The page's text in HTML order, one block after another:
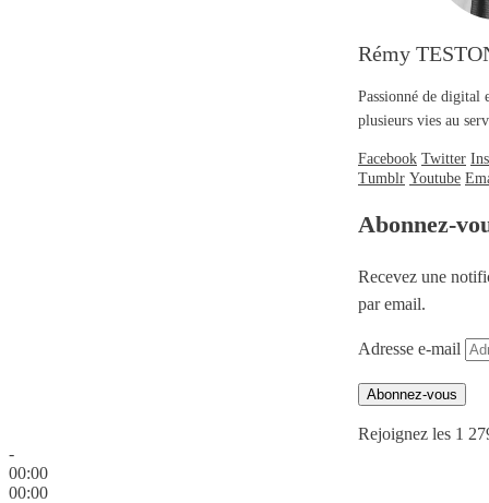
Rémy
Passionné de digital
plusieurs vies au
Facebook Twitter
Tumblr Youtube
Abonnez-
Recevez une
par email.
Adresse e-mail
Abonnez-vous
Rejoignez les 1
-
00:00
00:00